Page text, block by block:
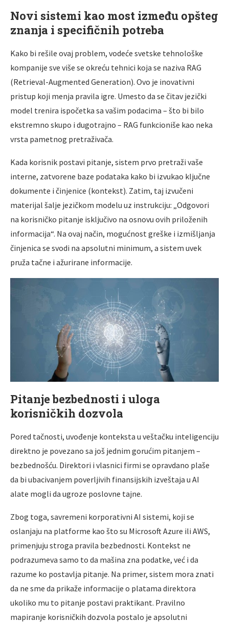
Novi sistemi kao most između opšteg
znanja i specifičnih potreba
Kako bi rešile ovaj problem, vodeće svetske tehnološke
kompanije sve više se okreću tehnici koja se naziva RAG
(Retrieval-Augmented Generation). Ovo je inovativni
pristup koji menja pravila igre. Umesto da se čitav jezički
model trenira ispočetka sa vašim podacima – što bi bilo
ekstremno skupo i dugotrajno – RAG funkcioniše kao neka
vrsta pametnog pretraživača.
Kada korisnik postavi pitanje, sistem prvo pretraži vaše
interne, zatvorene baze podataka kako bi izvukao ključne
dokumente i činjenice (kontekst). Zatim, taj izvučeni
materijal šalje jezičkom modelu uz instrukciju: „Odgovori
na korisničko pitanje isključivo na osnovu ovih priloženih
informacija“. Na ovaj način, mogućnost greške i izmišljanja
činjenica se svodi na apsolutni minimum, a sistem uvek
pruža tačne i ažurirane informacije.
Pitanje bezbednosti i uloga
korisničkih dozvola
Pored tačnosti, uvođenje konteksta u veštačku inteligenciju
direktno je povezano sa još jednim gorućim pitanjem –
bezbednošću. Direktori i vlasnici firmi se opravdano plaše
da bi ubacivanjem poverljivih finansijskih izveštaja u AI
alate mogli da ugroze poslovne tajne.
Zbog toga, savremeni korporativni AI sistemi, koji se
oslanjaju na platforme kao što su Microsoft Azure ili AWS,
primenjuju stroga pravila bezbednosti. Kontekst ne
podrazumeva samo to da mašina zna podatke, već i da
razume ko postavlja pitanje. Na primer, sistem mora znati
da ne sme da prikaže informacije o platama direktora
ukoliko mu to pitanje postavi praktikant. Pravilno
mapiranje korisničkih dozvola postalo je apsolutni